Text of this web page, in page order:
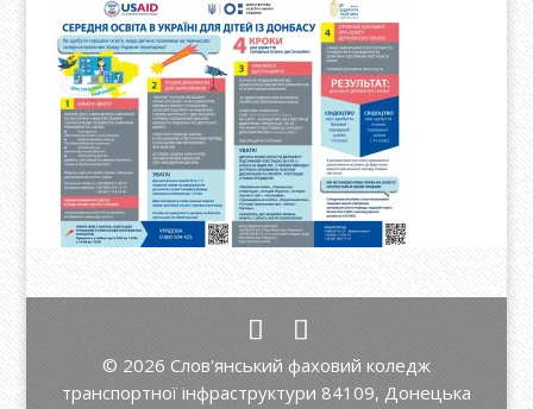
© 2026 Слов'янський фаховий коледж
транспортної інфраструктури 84109, Донецька